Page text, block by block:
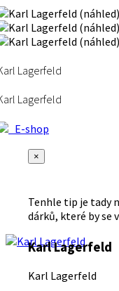
Lagerfeld
Lagerfeld
E-shop
×
Tenhle tip je tady
dárků, které by se
Karl Lagerfeld
Karl Lagerfeld